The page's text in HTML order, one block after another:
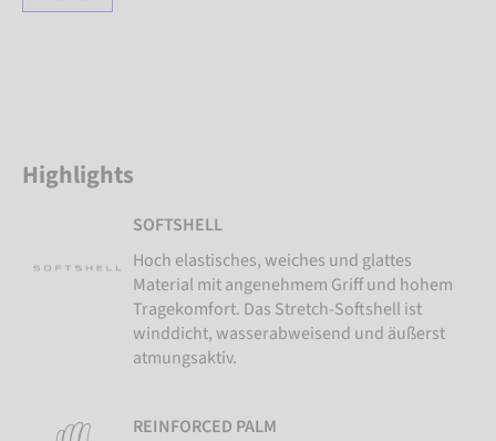
Highlights
SOFTSHELL
Hoch elastisches, weiches und glattes
Material mit angenehmem Griff und hohem
Tragekomfort. Das Stretch-Softshell ist
winddicht, wasserabweisend und äußerst
atmungsaktiv.
REINFORCED PALM